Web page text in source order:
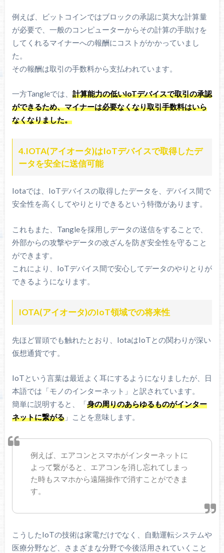
例えば、ビットコインではブロックの承認に莫大な計算量
が必要で、一般のコンピューターからその計算の手助けを
してくれるマイナーへの報酬にコストがかかっていまし
た。
その報酬は取引の手数料から支払われています。
一方Tangleでは、 計算能力の低いIoTデバイスで取引の承認
ができるため、マイナーは必要なくなり取引手数料はいら
なくなりました。
4.IOTA(アイオータ)はIoTデバイスで取得したデ
ータを安全に送信可能
Iotaでは、IoTデバイスの取得したデータを、デバイス間で
安全性を高くしてやりとりできるという特徴があります。
これもまた、Tangleを採用しデータの送信をすることで、
外部からの攻撃やデータの改ざんを防ぎ安全性を守ること
ができます。
これにより、IoTデバイス間で安心してデータのやりとりが
できるようになります。
IOTA(アイオータ)のIoT領域での将来性
先ほど冒頭でも触れたとおり、IotaはIoTとの関わりが深い
仮想通貨です。
IoTという言葉は最近よく耳にするようになりましたが、日
本語では「モノのインターネット」と訳されています。
簡単に説明すると、「身の周りのあらゆるものがインター
ネットに繋がる」ことを意味します。
例えば、エアコンとスマホがインターネットに
よって繋がると、エアコンを消し忘れてしまっ
た時もスマホから遠隔操作で消すことができま
す。
こうしたIoTの技術は家電だけでなく、自動運転システムや
医療分野など、さまざまな分野で今後活用されていくこと